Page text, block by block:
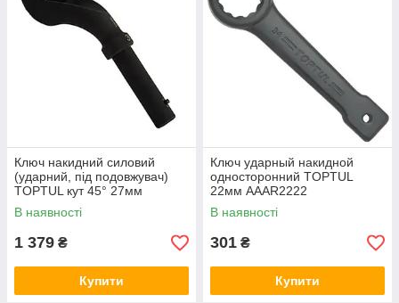
Ключ накидний силовий
(ударний, під подовжувач)
TOPTUL кут 45° 27мм
AAAV2727
В наявності
1 379 ₴
Купити
Ключ ударный накидной
односторонний TOPTUL
22мм AAAR2222
В наявності
301 ₴
Купити